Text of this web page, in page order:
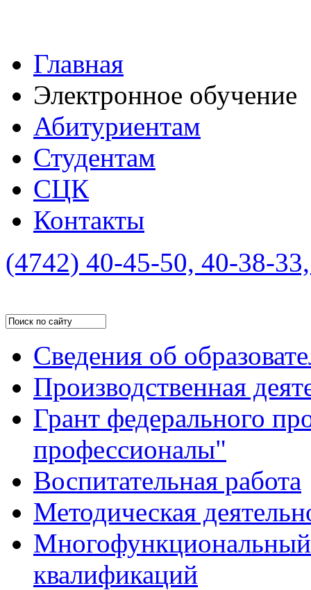
Главная
Электронное обучение
Абитуриентам
Студентам
СЦК
Контакты
(4742) 40-45-50, 40-38-
Сведения об
Производственная
Грант федерального
профессионалы"
Воспитательная работа
Методическая
квалификаций